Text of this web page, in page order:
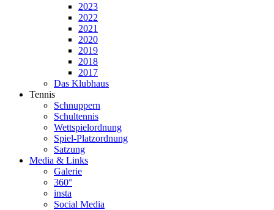
2023
2022
2021
2020
2019
2018
2017
Das Klubhaus
Tennis
Schnuppern
Schultennis
Wettspielordnung
Spiel-Platzordnung
Satzung
Media & Links
Galerie
360°
insta
Social Media